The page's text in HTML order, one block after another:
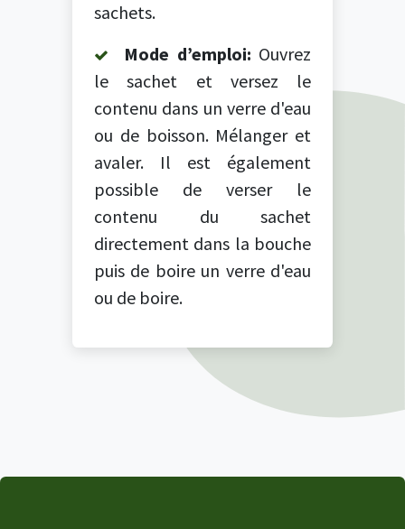
sachets.
Mode d’emploi: Ouvrez
le sachet et versez le
contenu dans un verre d'eau
ou de boisson. Mélanger et
avaler. Il est également
possible de verser le
contenu du sachet
directement dans la bouche
puis de boire un verre d'eau
ou de boire.